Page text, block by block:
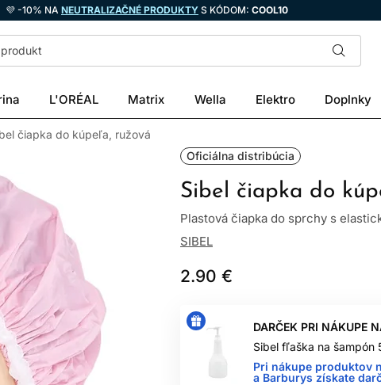
💜 -10% NA NEUTRALIZAČNÉ PRODUKTY S KÓDOM: COOL10
L'ORÉAL Matrix Wella Elektro Doplnky
čiapka do kúpeľa, ružová
Oficiálna distribúcia
Sibel čiapka do
Plastová čiapka do sprchy s
SIBEL
2.90 €
DARČEK PRI NÁKUPE
Sibel fľaška na šampón
Pri nákupe produktov
a Barburys získate